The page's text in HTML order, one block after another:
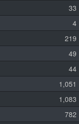
33
4
219
49
44
1,051
1,083
782